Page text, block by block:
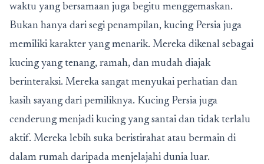
waktu yang bersamaan juga begitu menggemaskan.
Bukan hanya dari segi penampilan, kucing Persia juga
memiliki karakter yang menarik. Mereka dikenal sebagai
kucing yang tenang, ramah, dan mudah diajak
berinteraksi. Mereka sangat menyukai perhatian dan
kasih sayang dari pemiliknya. Kucing Persia juga
cenderung menjadi kucing yang santai dan tidak terlalu
aktif. Mereka lebih suka beristirahat atau bermain di
dalam rumah daripada menjelajahi dunia luar.